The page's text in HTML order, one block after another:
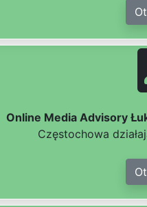
Online Media Advisory
Częstochowa